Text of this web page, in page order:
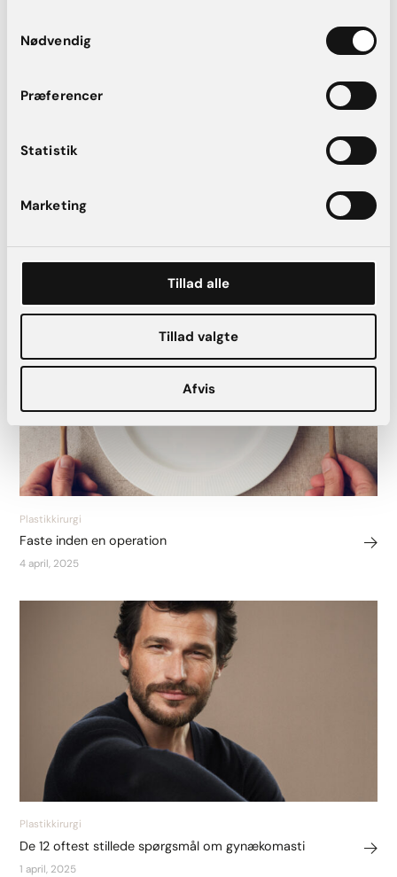
Nødvendig
Præferencer
Statistik
Marketing
Tillad alle
Tillad valgte
Afvis
Plastikkirurgi
Plastikkirurgi
Faste inden en operation
4 april, 2025
Plastikkirurgi
De 12 oftest stillede spørgsmål om gynækomasti
1 april, 2025